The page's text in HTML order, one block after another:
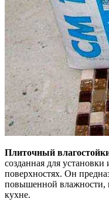
Плиточный
созданная для
поверхностях. Он
повышенной влажности,
кухне.